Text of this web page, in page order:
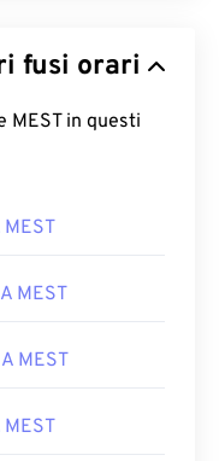
fusi orari
MEST in questi
MEST
MEST
MEST
MEST